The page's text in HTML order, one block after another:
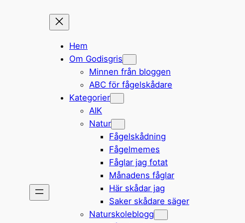
Hem
Om Godisgris
Minnen från bloggen
ABC för fågelskådare
Kategorier
AIK
Natur
Fågelskådning
Fågelmemes
Fåglar jag fotat
Månadens fåglar
Här skådar jag
Saker skådare säger
Naturskoleblogg